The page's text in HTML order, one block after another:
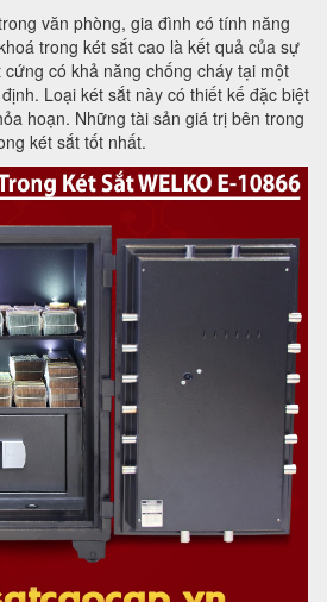
văn phòng, gia đình có tính năng
trong két sắt cao là kết quả của sự
có khả năng chống cháy tại một
Loại két sắt này có thiết kế đặc biệt
hoạn. Những tài sản giá trị bên trong
két sắt tốt nhất.